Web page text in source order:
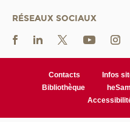
RÉSEAUX SOCIAUX
Contacts Infos
Bibliothèque